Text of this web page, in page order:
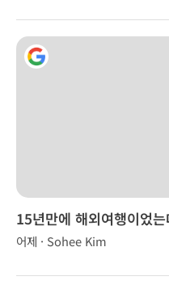
15년만에 해외여행이었
만들었습니다.
어제 · Sohee Kim